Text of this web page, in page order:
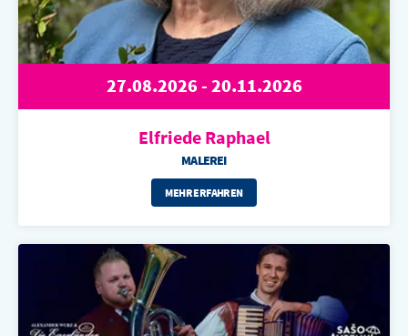
27.08.2026 - 20.11.2026
Elfriede Raphael
MALEREI
MEHR ERFAHREN